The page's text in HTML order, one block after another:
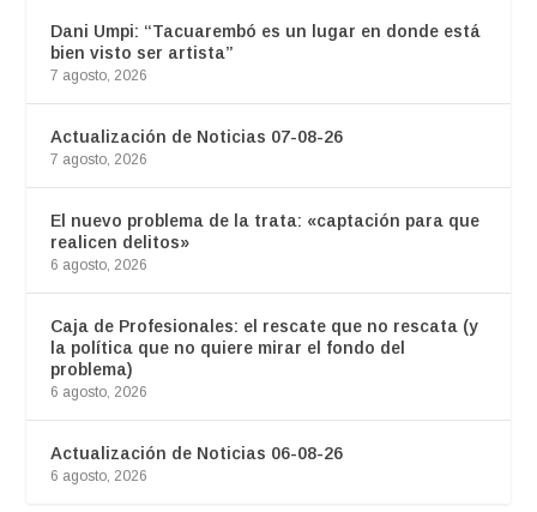
Dani Umpi: “Tacuarembó es un lugar en donde está
bien visto ser artista”
7 agosto, 2026
Actualización de Noticias 07-08-26
7 agosto, 2026
El nuevo problema de la trata: «captación para que
realicen delitos»
6 agosto, 2026
Caja de Profesionales: el rescate que no rescata (y
la política que no quiere mirar el fondo del
problema)
6 agosto, 2026
Actualización de Noticias 06-08-26
6 agosto, 2026